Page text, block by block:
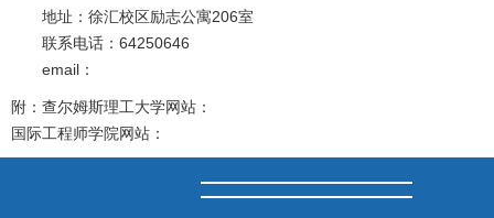
地址：徐汇校区励志公寓206室
联系电话：64250646
email：
附：查尔姆斯理工大学网站：
国际工程师学院网站：